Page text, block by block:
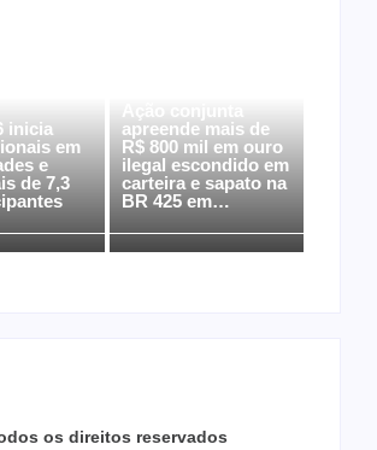
inicia
em
e
de 7,3
apreende mais de
R$ 800 mil em ouro
ilegal escondido em
carteira e sapato na
BR 425 em…
os direitos reservados